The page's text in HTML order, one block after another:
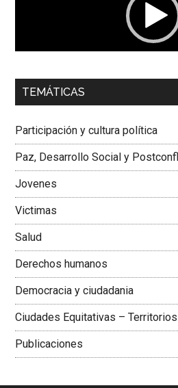
00:00
Colombiana
TEMÁTICAS
Participación y cultura política
Paz, Desarrollo Social y
Jovenes
Victimas
Salud
Derechos humanos
Democracia y ciudadania
Ciudades Equitativas –
Publicaciones